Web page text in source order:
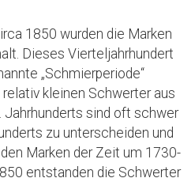
1850 wurden die Marken
Dieses Vierteljahrhundert
„Schmierperiode“
kleinen Schwerter aus
sind oft schwer
zu unterscheiden und
Marken der Zeit um 1730-
entstanden die Schwerter